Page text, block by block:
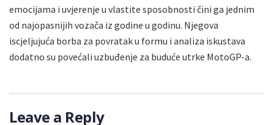
emocijama i uvjerenje u vlastite sposobnosti čini ga jednim
od najopasnijih vozača iz godine u godinu. Njegova
iscjeljujuća borba za povratak u formu i analiza iskustava
dodatno su povećali uzbuđenje za buduće utrke MotoGP-a.
Leave a Reply